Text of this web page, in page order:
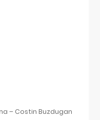
– Costin Buzdugan